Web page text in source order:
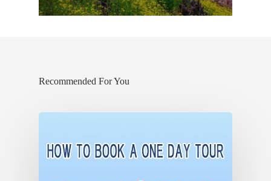
Recommended For You